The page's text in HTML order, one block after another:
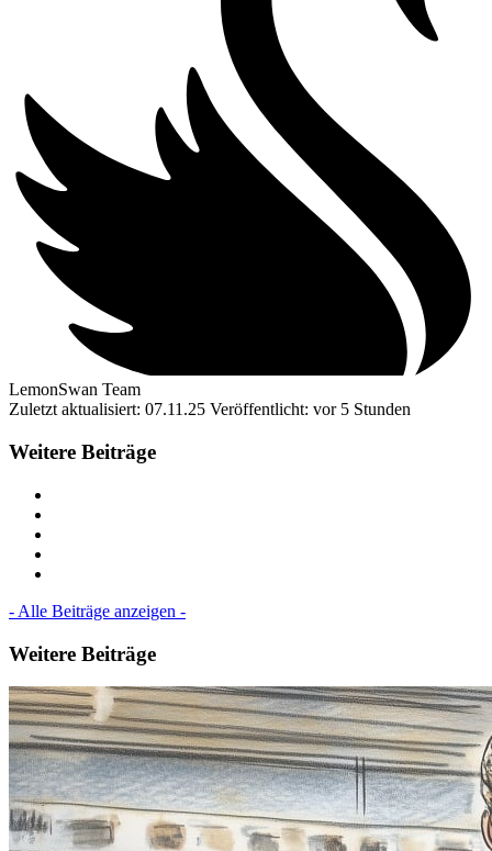
LemonSwan Team
Zuletzt aktualisiert: 07.11.25 Veröffentlicht: vor 5 Stunden
Weitere Beiträge
- Alle Beiträge anzeigen -
Weitere Beiträge